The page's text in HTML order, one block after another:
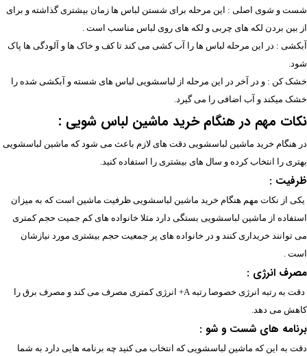
شست و شوی اصلی : این مرحله برای شستن لباس ها زمان بیشتری گذاشته و برای
از بین بردن لکه های چربی و لکه های روی لباس مناسب است .
آبکشی : در این مرحله لباس ها را آب کشی می کند تا کف و خاک ها و آلودگی ها پاک
شود.
خشک کن : و در آخر در این مرحله از لباسشویی لباس های شسته و آبکشی شده را
خشک میکند و آب اضافی را می گیرد.
نکات مهم در هنگام خرید ماشین لباس شویی :
در هنگام خرید ماشین لباسشویی دقت های لازم باعث می شود که ماشین لباسشویی
بهتری را انتخاب کرده و سال های بیشتری را استفاده کنید.
ظرفیت :
یکی از نکات مهم هنگام خرید ماشین لباسشویی ظرفیت ماشین است که به میزان
استفاده از ماشین لباسشویی بستگی دارد مثلا خانواده های کم جمیت حجم کمتری
می توانند خریداری کنند و در خانواده های پر جمعیت حجم بیشتری مورد نیازشان
است .
مصرف انرژی :
دقت به رتبه انرژی خصوصا رتبه A+ انرژی کمتری مصرف می کند و مصرف برق را
کاهش می دهد.
برنامه های شست و شو :
دقت به این که ماشین لباسشویی که انتخاب می کنید چه برنامه هایی دارد به شما